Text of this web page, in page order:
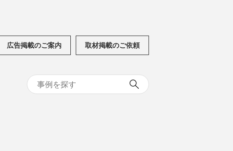
広告掲載のご案内 取材掲載のご依頼